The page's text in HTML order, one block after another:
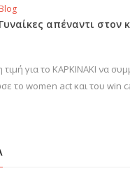
Blog
Γυναίκες απέναντι στον
τιμή για το ΚΑΡΚΙΝΑΚΙ να
το women act και του win